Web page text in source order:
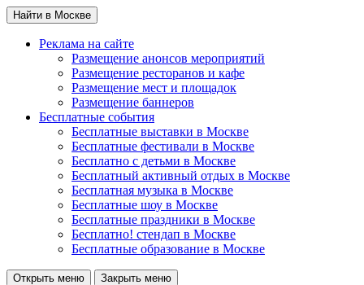
Найти в Москве
Реклама на сайте
Размещение анонсов мероприятий
Размещение ресторанов и кафе
Размещение мест и площадок
Размещение баннеров
Бесплатные события
Бесплатные выставки в Москве
Бесплатные фестивали в Москве
Бесплатно с детьми в Москве
Бесплатный активный отдых в Москве
Бесплатная музыка в Москве
Бесплатные шоу в Москве
Бесплатные праздники в Москве
Бесплатно! стендап в Москве
Бесплатные образование в Москве
Открыть меню Закрыть меню